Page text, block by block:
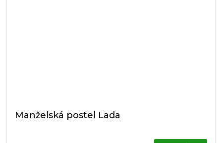
Manželská postel Lada